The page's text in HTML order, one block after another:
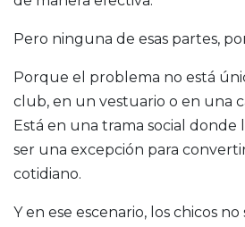
Pero ninguna de esas partes,
Porque el problema no está
club, en un vestuario o en una
Está en una trama social donde
ser una excepción para
cotidiano.
Y en ese escenario, los chicos